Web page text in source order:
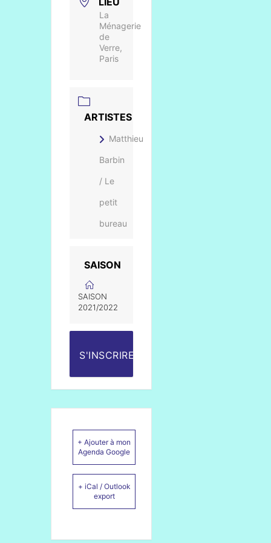
La
Ménagerie
de
Verre,
Paris
ARTISTES
Matthieu
Barbin
/ Le
petit
bureau
SAISON
SAISON
2021/2022
S'INSCRIRE
+ Ajouter à mon
Agenda Google
+ iCal / Outlook
export